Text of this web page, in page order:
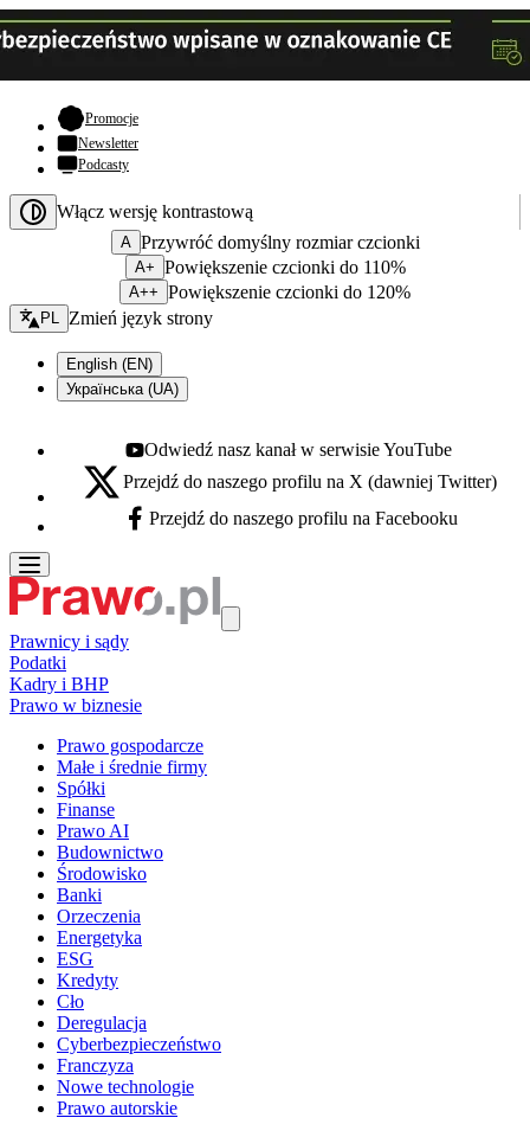
Promocje- otwiera się w nowej karcie
Newsletter
Podcasty
Włącz wersję kontrastową
A Przywróć domyślny rozmiar czcionki
A+ Powiększenie czcionki do 110%
A++ Powiększenie czcionki do 120%
Zmień język - bieżący:
PL Zmień język strony
English (EN)
Українська (UA)
Youtube - otwiera się w nowej karcie
Odwiedź nasz kanał w serwisie YouTube
X - otwiera się w nowej karcie
Przejdź do naszego profilu na X (dawniej Twitter)
Facebook - otwiera się w nowej karcie
Przejdź do naszego profilu na Facebooku
Prawnicy i sądy
Podatki
Kadry i BHP
Prawo w biznesie
Prawo gospodarcze
Małe i średnie firmy
Spółki
Finanse
Prawo AI
Budownictwo
Środowisko
Banki
Orzeczenia
Energetyka
ESG
Kredyty
Cło
Deregulacja
Cyberbezpieczeństwo
Franczyza
Nowe technologie
Prawo autorskie